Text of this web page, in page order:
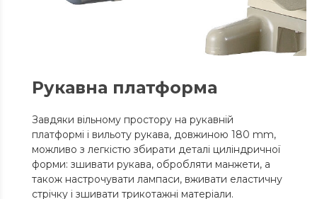
Рукавна платформа
Завдяки вільному простору на рукавній
платформі і вильоту рукава, довжиною 180 mm,
можливо з легкістю збирати деталі циліндричної
форми: зшивати рукава, обробляти манжети, а
також настрочувати лампаси, вживати еластичну
стрічку і зшивати трикотажні матеріали.